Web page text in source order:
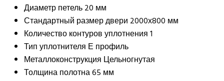
Диаметр петель20 мм
Стандартный размер двери 2000х800 мм
Количество контуров уплотнения1
Тип уплотнителя Е профиль
Металлоконструкция Цельногнутая
Толщина полотна65 мм